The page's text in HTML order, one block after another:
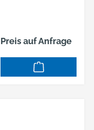
Preis auf Anfrage